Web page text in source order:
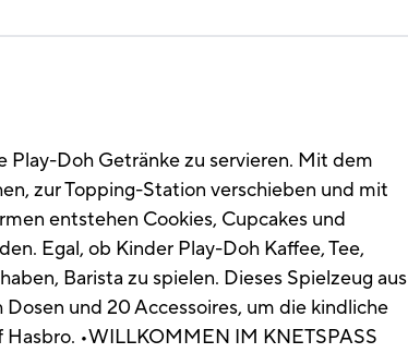
Play-Doh Getränke zu servieren. Mit dem
zur Topping-Station verschieben und mit
entstehen Cookies, Cupcakes und
Egal, ob Kinder Play-Doh Kaffee, Tee,
Barista zu spielen. Dieses Spielzeug aus
und 20 Accessoires, um die kindliche
•WILLKOMMEN IM KNETSPASS